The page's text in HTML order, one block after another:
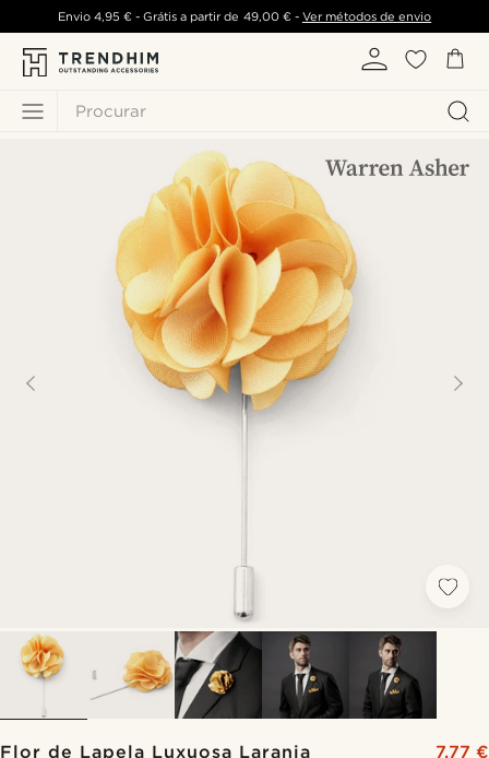
Procurar
Envio 4,95 €- Grátis a partir de 49,00 €- Ver métodos de envio
Flor de Lapela Luxuosa Laranja
7,77 €